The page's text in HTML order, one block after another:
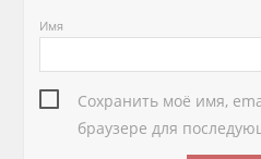
Имя
Сохранить моё имя,
браузере для